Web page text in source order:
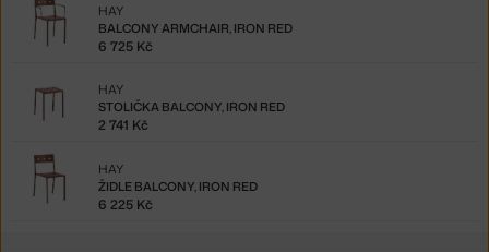
BALCONY ARMCHAIR, IRON RED
HAY
6 725 Kč
STOLIČKA BALCONY, IRON RED
HAY
2 741 Kč
ŽIDLE BALCONY, IRON RED
HAY
6 225 Kč